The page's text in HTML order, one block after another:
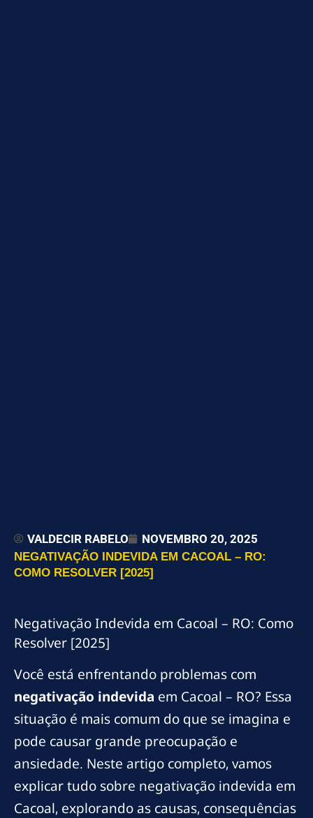
VALDECIR RABELO NOVEMBRO 20, 2025
NEGATIVAÇÃO INDEVIDA EM CACOAL – RO:
COMO RESOLVER [2025]
Negativação Indevida em Cacoal – RO: Como
Resolver [2025]
Você está enfrentando problemas com
negativação indevida em Cacoal – RO? Essa
situação é mais comum do que se imagina e
pode causar grande preocupação e
ansiedade. Neste artigo completo, vamos
explicar tudo sobre negativação indevida em
Cacoal, explorando as causas, consequências